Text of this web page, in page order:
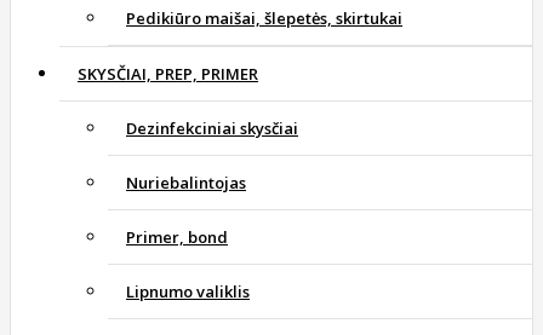
Pedikiūro maišai, šlepetės, skirtukai
SKYSČIAI, PREP, PRIMER
Dezinfekciniai skysčiai
Nuriebalintojas
Primer, bond
Lipnumo valiklis